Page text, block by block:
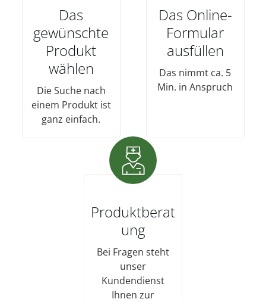
Das
gewünschte
Produkt
wählen
Die Suche nach
einem Produkt ist
ganz einfach.
Das Online-
Formular
ausfüllen
Das nimmt ca. 5
Min. in Anspruch
Produktberat
ung
Bei Fragen steht
unser
Kundendienst
Ihnen zur